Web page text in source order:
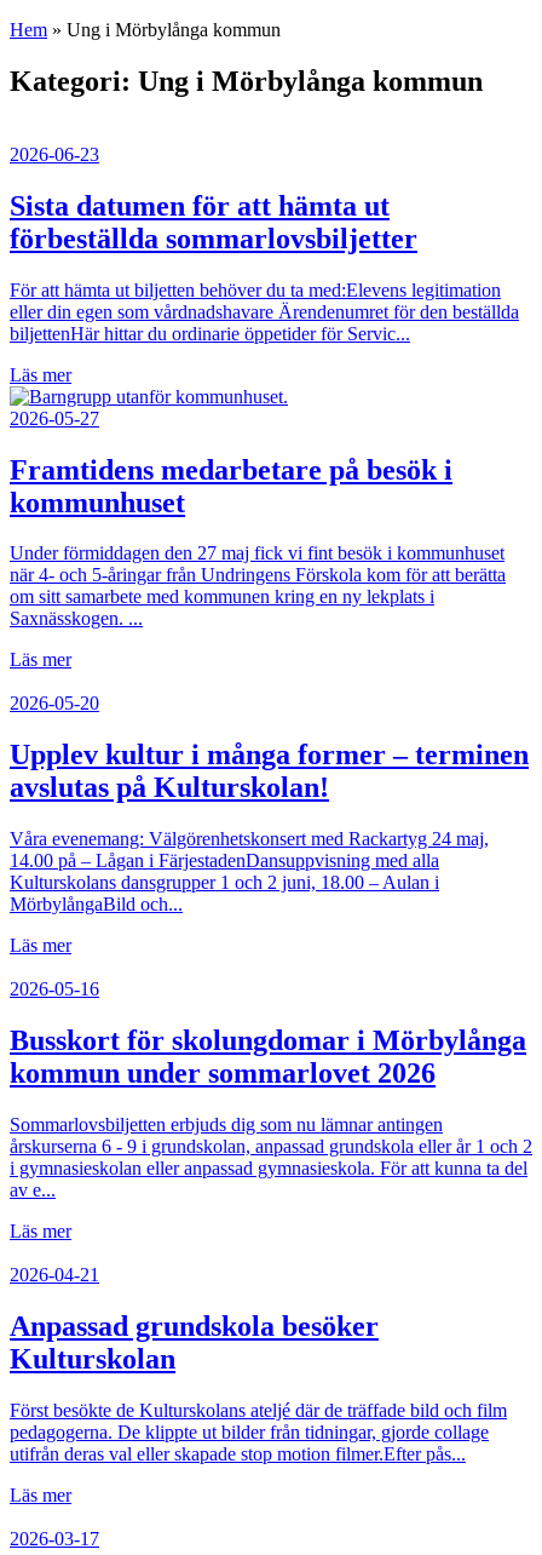
Hem » Ung i Mörbylånga kommun
Kategori: Ung i Mörbylånga kommun
2026-06-23
Sista datumen för att hämta ut
förbeställda sommarlovsbiljetter
För att hämta ut biljetten behöver du ta med:Elevens legitimation
eller din egen som vårdnadshavare Ärendenumret för den beställda
biljettenHär hittar du ordinarie öppetider för Servic...
Läs mer
2026-05-27
Framtidens medarbetare på besök i
kommunhuset
Under förmiddagen den 27 maj fick vi fint besök i kommunhuset
när 4- och 5-åringar från Undringens Förskola kom för att berätta
om sitt samarbete med kommunen kring en ny lekplats i
Saxnässkogen. ...
Läs mer
2026-05-20
Upplev kultur i många former – terminen
avslutas på Kulturskolan!
Våra evenemang: Välgörenhetskonsert med Rackartyg 24 maj,
14.00 på – Lågan i FärjestadenDansuppvisning med alla
Kulturskolans dansgrupper 1 och 2 juni, 18.00 – Aulan i
MörbylångaBild och...
Läs mer
2026-05-16
Busskort för skolungdomar i Mörbylånga
kommun under sommarlovet 2026
Sommarlovsbiljetten erbjuds dig som nu lämnar antingen
årskurserna 6 - 9 i grundskolan, anpassad grundskola eller år 1 och 2
i gymnasieskolan eller anpassad gymnasieskola. För att kunna ta del
av e...
Läs mer
2026-04-21
Anpassad grundskola besöker
Kulturskolan
Först besökte de Kulturskolans ateljé där de träffade bild och film
pedagogerna. De klippte ut bilder från tidningar, gjorde collage
utifrån deras val eller skapade stop motion filmer.Efter pås...
Läs mer
2026-03-17